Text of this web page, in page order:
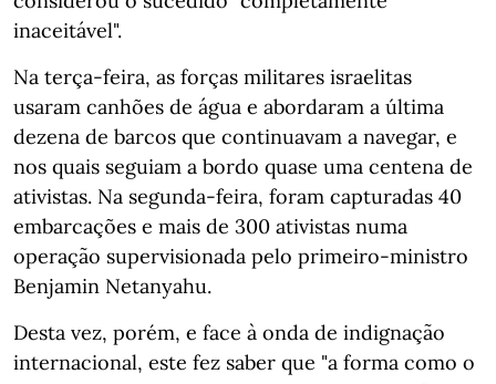
inaceitável".
Na terça-feira, as forças militares israelitas
usaram canhões de água e abordaram a última
dezena de barcos que continuavam a navegar, e
nos quais seguiam a bordo quase uma centena de
ativistas. Na segunda-feira, foram capturadas 40
embarcações e mais de 300 ativistas numa
operação supervisionada pelo primeiro-ministro
Benjamin Netanyahu.
Desta vez, porém, e face à onda de indignação
internacional, este fez saber que "a forma como o